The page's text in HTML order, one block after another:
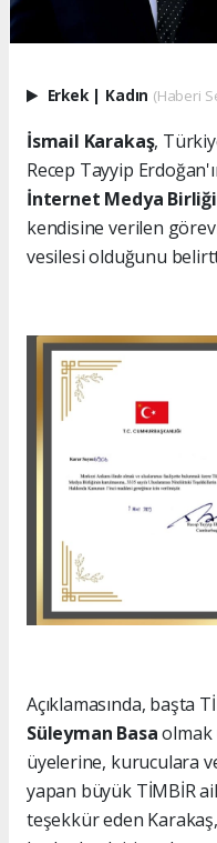
Erkek | Kadın (Haberi
İsmail Karakaş,
Recep Tayyip
İnternet Medya Birliği
kendisine verilen
vesilesi olduğunu
Açıklamasında, başta
Süleyman Basaolmak
üyelerine, kuruculara
yapan büyük TİMBİR
teşekkür eden